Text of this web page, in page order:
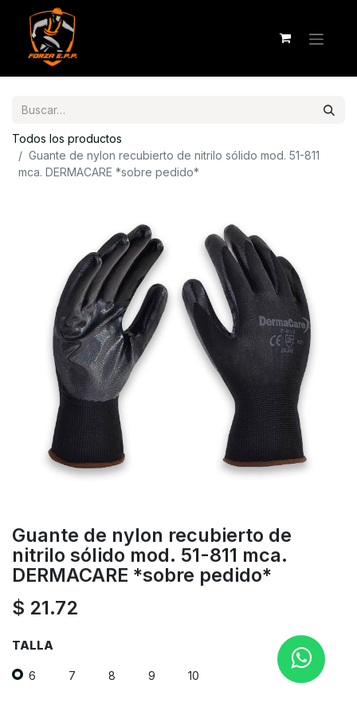
Todos los productos
Guante de nylon recubierto de nitrilo sólido mod. 51-811
mca. DERMACARE *sobre pedido*
Guante de nylon recubierto de
nitrilo sólido mod. 51-811 mca.
DERMACARE *sobre pedido*
$ 21.72
TALLA
6 7 8 9 10